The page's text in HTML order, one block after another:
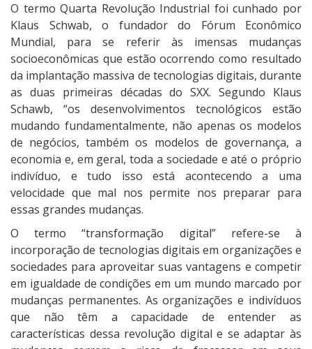
O termo Quarta Revolução Industrial foi cunhado por
Klaus Schwab, o fundador do Fórum Econômico
Mundial, para se referir às imensas mudanças
socioeconômicas que estão ocorrendo como resultado
da implantação massiva de tecnologias digitais, durante
as duas primeiras décadas do SXX. Segundo Klaus
Schawb, “os desenvolvimentos tecnológicos estão
mudando fundamentalmente, não apenas os modelos
de negócios, também os modelos de governança, a
economia e, em geral, toda a sociedade e até o próprio
indivíduo, e tudo isso está acontecendo a uma
velocidade que mal nos permite nos preparar para
essas grandes mudanças.
O termo “transformação digital” refere-se à
incorporação de tecnologias digitais em organizações e
sociedades para aproveitar suas vantagens e competir
em igualdade de condições em um mundo marcado por
mudanças permanentes. As organizações e indivíduos
que não têm a capacidade de entender as
características dessa revolução digital e se adaptar às